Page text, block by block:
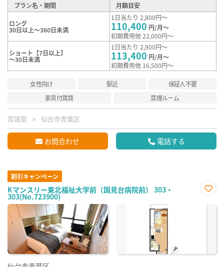
プラン名・期間 月額目安
ロング
30日以上～360日未満
1日当たり 2,800円～
110,400 円/月～
初期費用他 22,000円～
ショート【7日以上】
～30日未満
1日当たり 2,900円～
113,400 円/月～
初期費用他 16,500円～
女性向け 駅近
保証人不要
家具付賃貸
禁煙ルーム
宮城県 仙台市青葉区
お問合わせ 電話する
割引キャンペーン
Kマンスリー東北福祉大学前（国見台病院前） 303・
303(No.723900)
に入